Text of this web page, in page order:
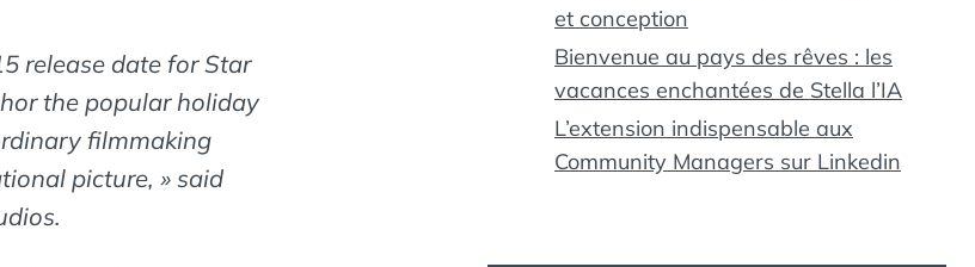
release date for Star
the popular holiday
filmmaking
picture, » said
et conception
Bienvenue au pays des rêves : les
vacances enchantées de Stella l’IA
L’extension indispensable aux
Community Managers sur Linkedin